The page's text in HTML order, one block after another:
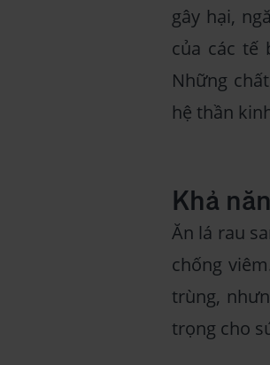
gây hại,
của các tế
Những
hệ thần
Khả
Ăn lá rau
chống
trùng,
trọng cho